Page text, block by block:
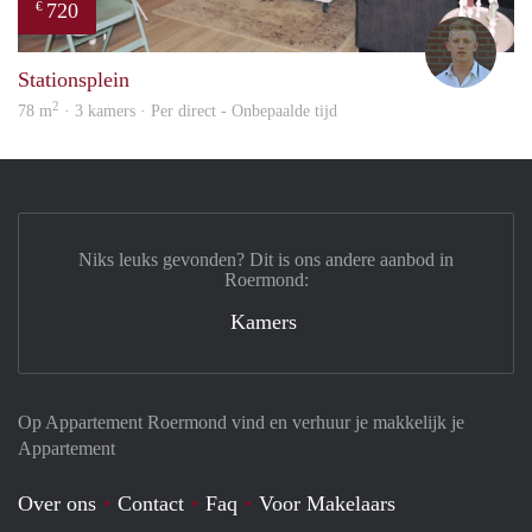
€ 720
Tom
Stationsplein
78 m2 · 3 kamers · Per direct - Onbepaalde tijd
Op Appartement Roermond vind en verhuur je makkelijk je
Appartement
Over ons Contact Faq Voor Makelaars
Niks leuks gevonden? Dit is ons andere aanbod in
Roermond:
Kamers